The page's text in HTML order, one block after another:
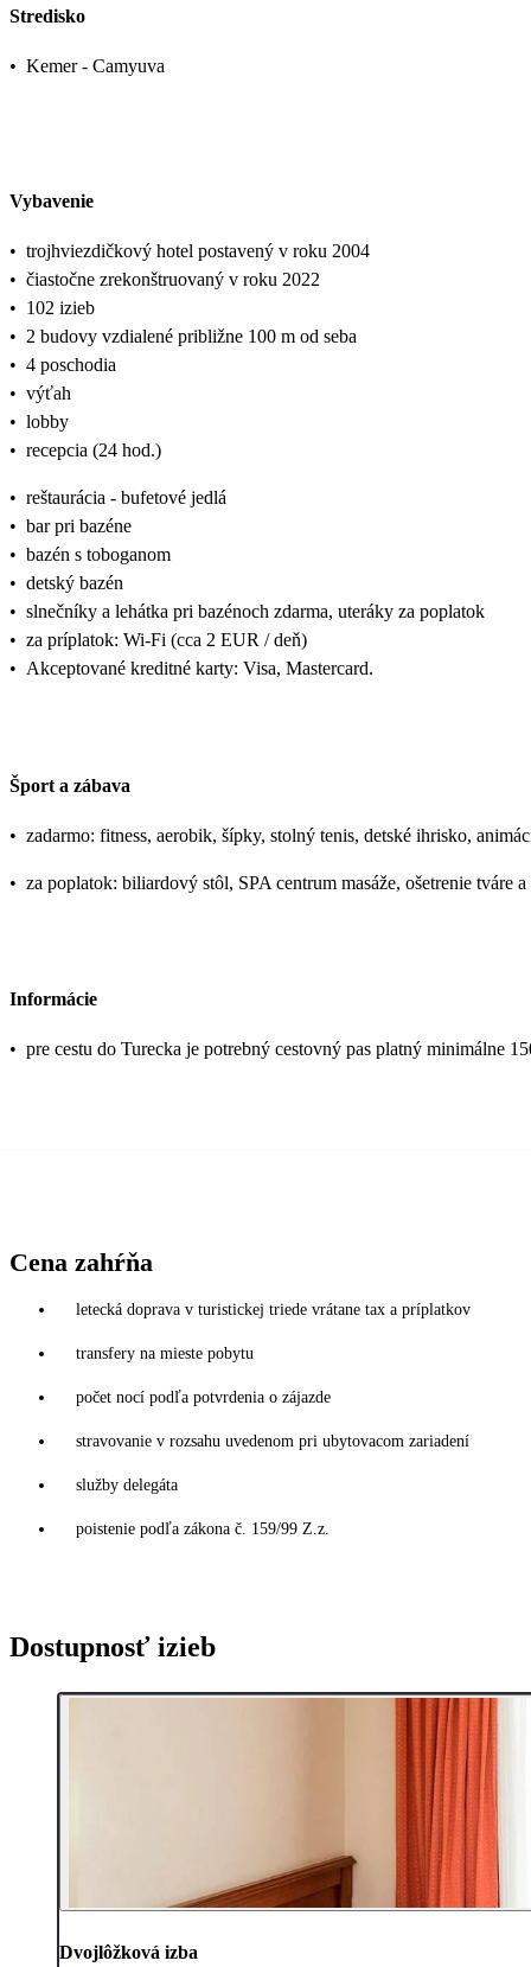
Stredisko
• Kemer - Camyuva
Vybavenie
• trojhviezdičkový hotel postavený v roku 2004
• čiastočne zrekonštruovaný v roku 2022
• 102 izieb
• 2 budovy vzdialené približne 100 m od seba
• 4 poschodia
• výťah
• lobby
• recepcia (24 hod.)
• reštaurácia - bufetové jedlá
• bar pri bazéne
• bazén s toboganom
• detský bazén
• slnečníky a lehátka pri bazénoch zdarma, uteráky za poplatok
• za príplatok: Wi-Fi (cca 2 EUR / deň)
• Akceptované kreditné karty: Visa, Mastercard.
Šport a zábava
• zadarmo: fitness, aerobik, šípky, stolný tenis, detské ihrisko,
• za poplatok: biliardový stôl, SPA centrum masáže, ošetrenie tváre a
Informácie
• pre cestu do Turecka je potrebný cestovný pas platný minimálne
Cena zahŕňa
letecká doprava v turistickej triede vrátane tax a príplatkov
transfery na mieste pobytu
počet nocí podľa potvrdenia o zájazde
stravovanie v rozsahu uvedenom pri ubytovacom zariadení
služby delegáta
poistenie podľa zákona č. 159/99 Z.z.
Dostupnosť izieb
Dvojlôžková izba